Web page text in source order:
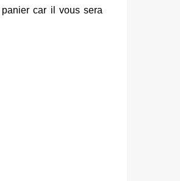
car il vous sera